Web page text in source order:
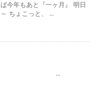
今年もあと『一ヶ月』 明日
ちょこっと、 ...
...